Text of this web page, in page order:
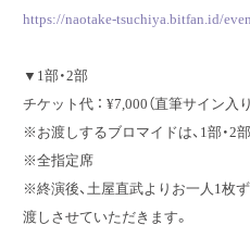
https://naotake-tsuchiya.bitfan.id/
▼1部・2部
チケット代 ： ¥7,000（直筆サイン入
※お渡しするブロマイドは、1部・2
※全指定席
※終演後、土屋直武よりお一人1枚
渡しさせていただきます。